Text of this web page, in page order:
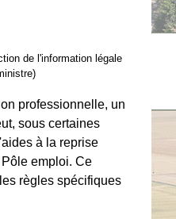
de l'information légale
professionnelle, un
sous certaines
à la reprise
emploi. Ce
règles spécifiques